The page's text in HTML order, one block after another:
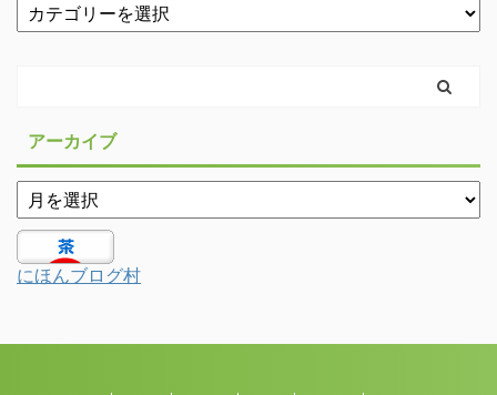
アーカイブ
にほんブログ村